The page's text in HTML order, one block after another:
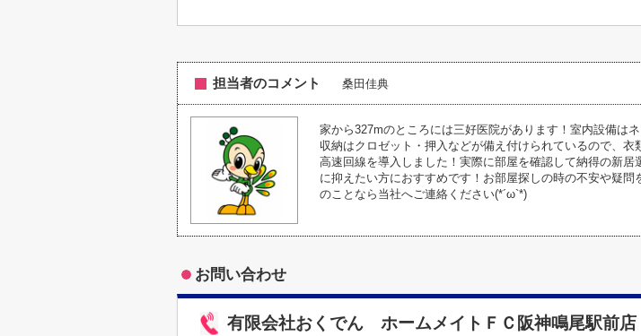
担当者のコメント 桑田佳典
家から327mのところには三好医院があります！室内設備は
収納はクロゼット・押入などが備え付けられているので、
高速回線を導入しました！実際に部屋を確認して納得の新
に抑えたい方におすすめです！お部屋探しの時の不安や疑
のことなら当社へご連絡ください(*´ω`*)
お問い合わせ
有限会社おくでん ホームメイトＦＣ阪神鳴尾駅前店